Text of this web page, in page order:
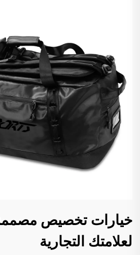
خيارات تخصيص
لعلامتك التجارية